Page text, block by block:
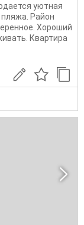
уютная
пляжа. Район
Хороший
Квартира